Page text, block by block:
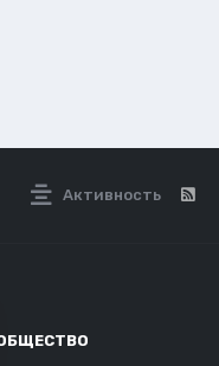
Активность